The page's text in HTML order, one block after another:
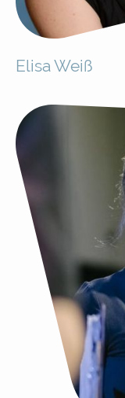
Elisa Weiß